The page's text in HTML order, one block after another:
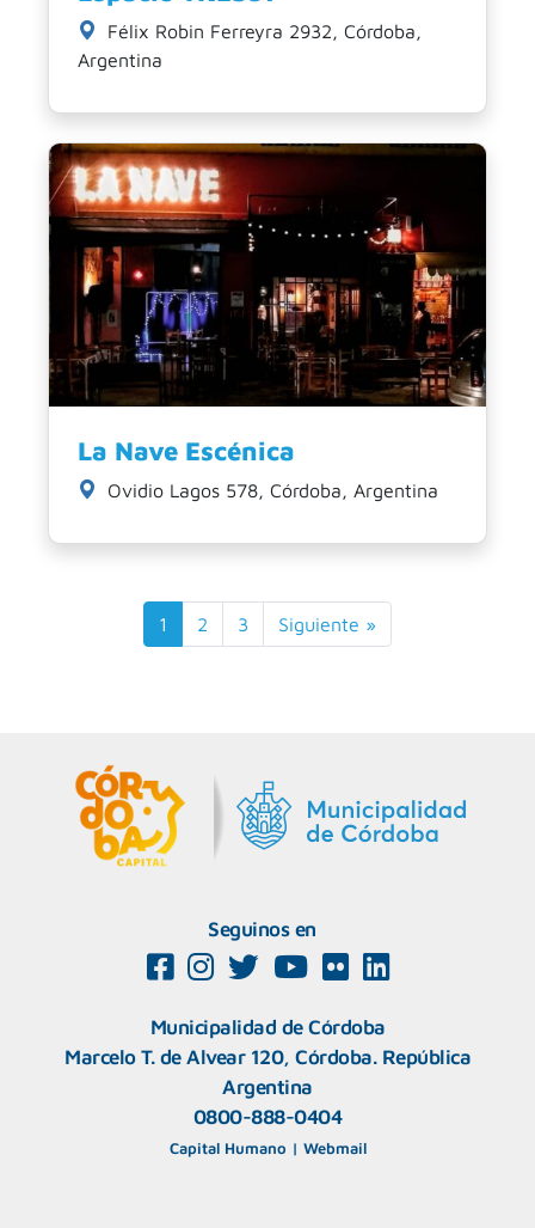
Félix Robin Ferreyra 2932, Córdoba,
Argentina
La Nave Escénica
Ovidio Lagos 578, Córdoba, Argentina
1 2 3 Siguiente »
Seguinos en
Municipalidad de Córdoba
Marcelo T. de Alvear 120, Córdoba. República
Argentina
0800-888-0404
Capital Humano | Webmail